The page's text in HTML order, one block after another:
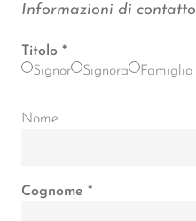
Informazioni di contatto
Titolo
Signor
Signora Famiglia
Nome
Cognome